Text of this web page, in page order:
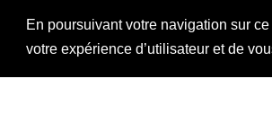
En poursuivant votre navigation sur
votre expérience d’utilisateur et de